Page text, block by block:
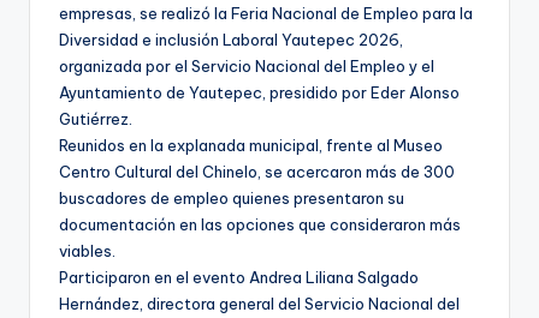
empresas, se realizó la Feria Nacional de Empleo para la
Diversidad e inclusión Laboral Yautepec 2026,
organizada por el Servicio Nacional del Empleo y el
Ayuntamiento de Yautepec, presidido por Eder Alonso
Gutiérrez.
Reunidos en la explanada municipal, frente al Museo
Centro Cultural del Chinelo, se acercaron más de 300
buscadores de empleo quienes presentaron su
documentación en las opciones que consideraron más
viables.
Participaron en el evento Andrea Liliana Salgado
Hernández, directora general del Servicio Nacional del